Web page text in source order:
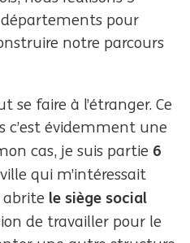
pour
notre parcours
se faire à l’étranger. Ce
c’est évidemment une
cas, je suis partie 6
qui m’intéressait
le siège social
de travailler pour le